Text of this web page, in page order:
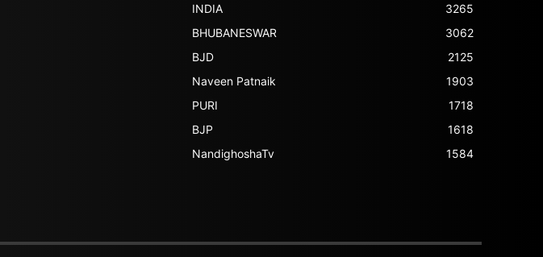
INDIA
3265
BHUBANESWAR
3062
BJD
2125
Naveen Patnaik
1903
PURI
1718
BJP
1618
NandighoshaTv
1584